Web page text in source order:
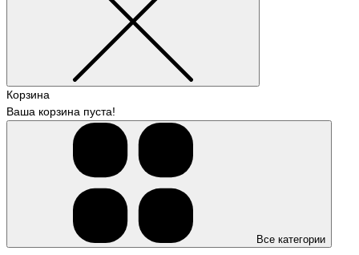
Корзина
Ваша корзина пуста!
Все категории